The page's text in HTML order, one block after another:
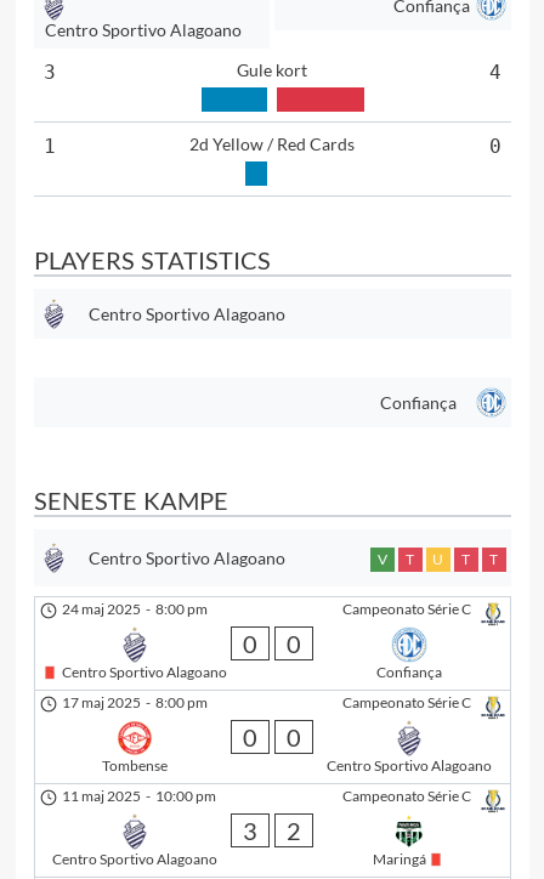
Centro Sportivo Alagoano
Confiança
3 Gule kort 4
1 2d Yellow / Red Cards 0
PLAYERS STATISTICS
Centro Sportivo Alagoano
Confiança
SENESTE KAMPE
Centro Sportivo Alagoano V T U T T
Campeonato Série C
24 maj 2025 - 8:00 pm
Centro Sportivo Alagoano
0 0
Confiança
Campeonato Série C
17 maj 2025 - 8:00 pm
Tombense
0 0
Centro Sportivo Alagoano
Campeonato Série C
11 maj 2025 - 10:00 pm
Centro Sportivo Alagoano
3 2
Maringá